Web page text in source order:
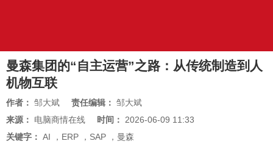
曼森集团的“自主运营”之路：从传统制造到人
机物互联
作者： 邹大斌 责任编辑： 邹大斌
来源： 电脑商情在线 时间： 2026-06-09 11:33
关键字： AI ， ERP ， SAP ， 曼森